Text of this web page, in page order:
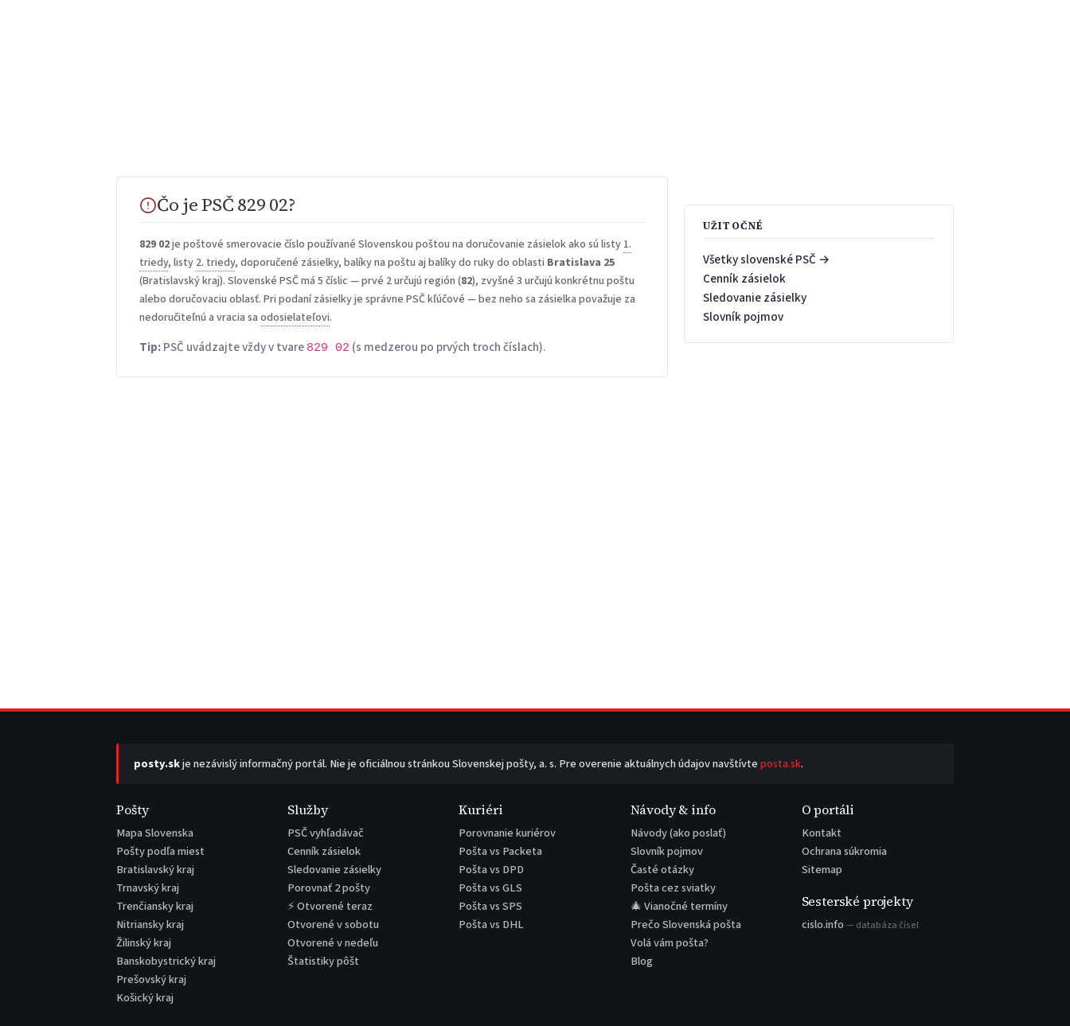
Čo je PSČ 829 02?
829 02je poštové smerovacie číslo používané Slovenskou poštou na doručovanie zásielok ako sú listy 1.
triedy, listy 2. triedy, doporučené zásielky, balíky na poštu aj balíky do ruky do oblasti Bratislava 25
(Bratislavský kraj). Slovenské PSČ má 5 číslic — prvé 2 určujú región (82), zvyšné 3 určujú konkrétnu poštu
alebo doručovaciu oblasť. Pri podaní zásielky je správne PSČ kľúčové — bez neho sa zásielka považuje za
nedoručiteľnú a vracia saodosielateľovi.
Tip:PSČ uvádzajte vždy v tvare 829 02 (s medzerou po prvých troch číslach).
UŽITOČNÉ
Všetky slovenské PSČ →
Cenník zásielok
Sledovanie zásielky
Slovník pojmov
posty.skje nezávislý informačný portál. Nie je oficiálnou stránkou Slovenskej pošty, a. s. Pre overenie aktuálnych údajov navštívteposta.sk.
Pošty
Mapa Slovenska
Pošty podľa miest
Bratislavský kraj
Trnavský kraj
Trenčiansky kraj
Nitriansky kraj
Žilinský kraj
Banskobystrický kraj
Prešovský kraj
Košický kraj
Služby
PSČ vyhľadávač
Cenník zásielok
Sledovanie zásielky
Porovnať 2 pošty
⚡ Otvorené teraz
Otvorené v sobotu
Otvorené v nedeľu
Štatistiky pôšt
Kuriéri
Porovnanie kuriérov
Pošta vs Packeta
Pošta vs DPD
Pošta vs GLS
Pošta vs SPS
Pošta vs DHL
Návody & info
Návody (ako poslať)
Slovník pojmov
Časté otázky
Pošta cez sviatky
🎄 Vianočné termíny
Prečo Slovenská pošta
Volá vám pošta?
Blog
O portáli
Kontakt
Ochrana súkromia
Sitemap
Sesterské projekty
cislo.info — databáza čísel